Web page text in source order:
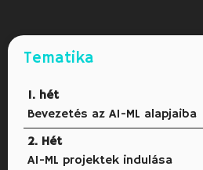
Tematika
1. hét
Bevezetés az AI-ML alapjaiba
2. Hét
AI-ML projektek indulása